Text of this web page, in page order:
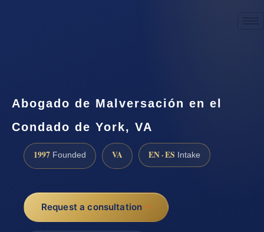
Abogado de Malversación en el
Condado de York, VA
1997 Founded VA EN · ES Intake
Request a consultation